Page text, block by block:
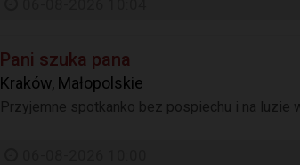
Pani szuka pana
Kraków, Małopolskie
Przyjemne spotkanko bez pospiechu i na luzie